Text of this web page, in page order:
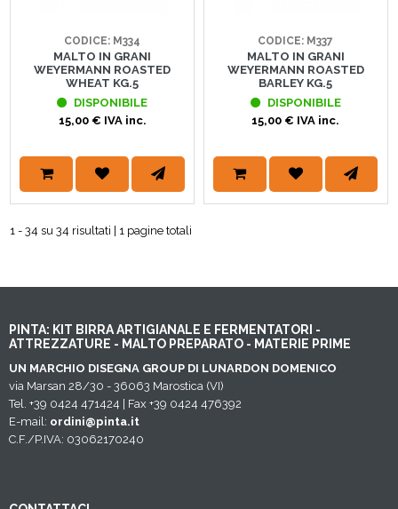
CODICE: M334
MALTO IN GRANI
WEYERMANN ROASTED
WHEAT KG.5
DISPONIBILE
15,00 € IVA inc.
CODICE: M337
MALTO IN GRANI
WEYERMANN ROASTED
BARLEY KG.5
DISPONIBILE
15,00 € IVA inc.
1 - 34 su 34 risultati | 1 pagine totali
PINTA: KIT BIRRA ARTIGIANALE E FERMENTATORI -
ATTREZZATURE - MALTO PREPARATO - MATERIE PRIME
UN MARCHIO DISEGNA GROUP DI LUNARDON DOMENICO
via Marsan 28/30 - 36063 Marostica (VI)
Tel. +39 0424 471424 | Fax +39 0424 476392
E-mail: ordini@pinta.it
C.F./P.IVA: 03062170240